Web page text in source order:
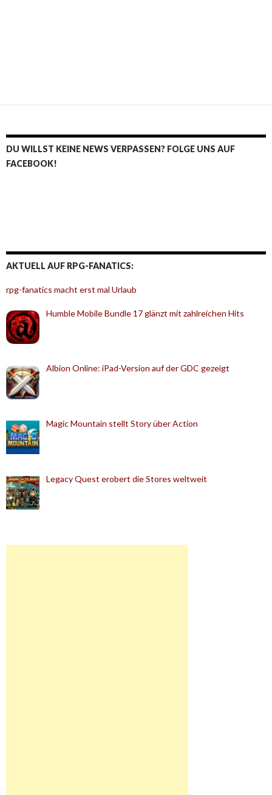
DU WILLST KEINE NEWS VERPASSEN? FOLGE UNS AUF
FACEBOOK!
AKTUELL AUF RPG-FANATICS:
rpg-fanatics macht erst mal Urlaub
Humble Mobile Bundle 17 glänzt mit zahlreichen Hits
Albion Online: iPad-Version auf der GDC gezeigt
Magic Mountain stellt Story über Action
Legacy Quest erobert die Stores weltweit